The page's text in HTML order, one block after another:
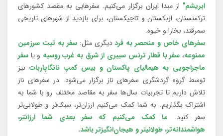
ابریشم" از مبدا ایران برگزار می‌کنیم. سفرهایی به مقصد کشورهای
ترکمنستان، ازبکستان و تاجیکستان، برای بازدید از شهرهای تاریخی
سمرقند، بخارا و خیوه.
سفرهای خاص و منحصر به فرددیگری مثل:سفر به تبت سرزمین
ممنوعه، سفر با قطار ترنس سیبری از شرق به غرب روسیه و یا سفر
ماجراجویی به هیمالیای پاکستان و بیس کمپ نانگاپاربات نیز
توسط گروه گردشگری سفرهای ناز برگزار می‌شود. در سفرهای ناز
تلاش داریم تا تجربیات سال‌ها سفر به مقاصد مختلف رو با شما به
اشتراک بگذاریم. به شما کمک می‌کنیم ارزان‌تر، سبک‌تر و طولانی‌تر
سفر کنید. ما کمک می‌کنیم که سفر بعدی شما ارزانتر،
هواشمندانه‌تر، طولانی‎تر و هیجان‌انگیزتر باشد.